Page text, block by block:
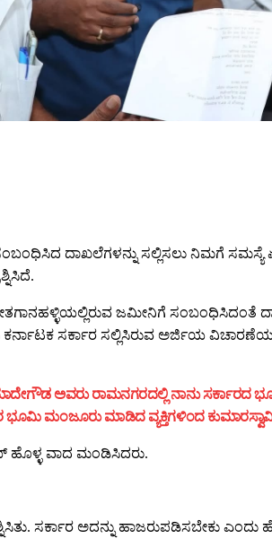
ದಾಖಲೆಗಳನ್ನು ಸಲ್ಲಿಸಲು ನಿಮಗೆ
ಜಮೀನಿಗೆ ಸಂಬಂಧಿಸಿದಂತೆ
ಕರ್ನಾಟಕ ಸರ್ಕಾರ ಸಲ್ಲಿಸಿರುವ ಅರ್ಜಿಯ
ಅವರು ರಾಮನಗರದಲ್ಲಿ ನಾನು ಸರ್ಕಾರದ
ಭೂಮಿ ಮಂಜೂರು ಮಾಡಿದ ವ್ಯಕ್ತಿಗಳಿಂದ
ವಾದ ಮಂಡಿಸಿದರು.
ಸರ್ಕಾರ ಅದನ್ನು ಹಾಜರುಪಡಿಸಬೇಕು ಎಂದು